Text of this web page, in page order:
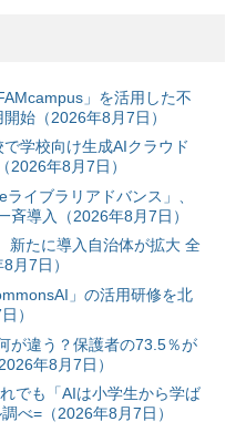
」を活用した不
始（2026年8月7日）
学校向け生成AIクラウド
2026年8月7日）
イブラリアドバンス」、
斉導入（2026年8月7日）
新たに導入自治体が拡大 全
月7日）
」の活用研修を北
）
が違う？保護者の73.5％が
年8月7日）
でも「AIは小学生から学ば
べ=（2026年8月7日）